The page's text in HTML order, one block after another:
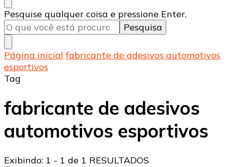
Procurando
algo?
Pesquise qualquer coisa e pressione Enter.
Página inicial fabricante de adesivos automotivos
esportivos
Tag
fabricante de adesivos
automotivos esportivos
Exibindo: 1 - 1 de 1 RESULTADOS